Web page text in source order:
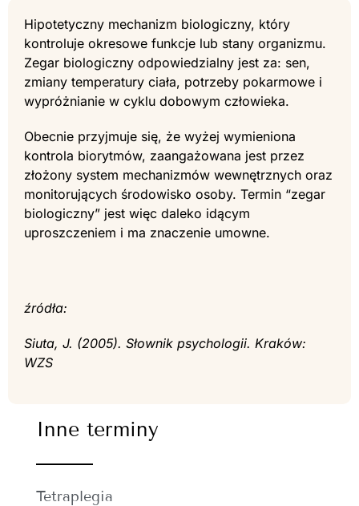
Hipotetyczny mechanizm biologiczny, który
kontroluje okresowe funkcje lub stany organizmu.
Zegar biologiczny odpowiedzialny jest za: sen,
zmiany temperatury ciała, potrzeby pokarmowe i
wypróżnianie w cyklu dobowym człowieka.
Obecnie przyjmuje się, że wyżej wymieniona
kontrola biorytmów, zaangażowana jest przez
złożony system mechanizmów wewnętrznych oraz
monitorujących środowisko osoby. Termin “zegar
biologiczny” jest więc daleko idącym
uproszczeniem i ma znaczenie umowne.
źródła:
Siuta, J. (2005). Słownik psychologii. Kraków:
WZS
Inne terminy
Tetraplegia